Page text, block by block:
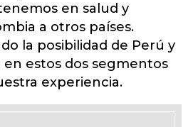
en salud y
a otros países.
la posibilidad de Perú y
en estos dos segmentos
experiencia.